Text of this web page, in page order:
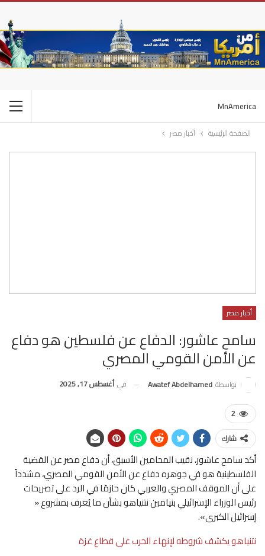
MnAmerica
الصفحة الرئيسية أخبار مصر
أخبار مصر
سامح عاشور: الدفاع عن فلسطين هو دفاع
عن الأمن القومي المصري
بواسطة Awatef Abdelhamed في أغسطس 17, 2025
2
شارك
أكد سامح عاشور، نقيب المحامين الأسبق، أن دفاع مصر عن القضية
الفلسطينية هو في جوهره دفاع عن الأمن القومي المصري، مشدداً
على أن الموقف المصري والعربي كان حازمًا في الرد على تصريحات
رئيس الوزراء الإسرائيلي بنيامين نتنياهو بشأن ما يُعرف بمشروع «
إسرائيل الكبرى».
نتنياهو يكشف شروطه لإنهاء الحرب على قطاع غزة